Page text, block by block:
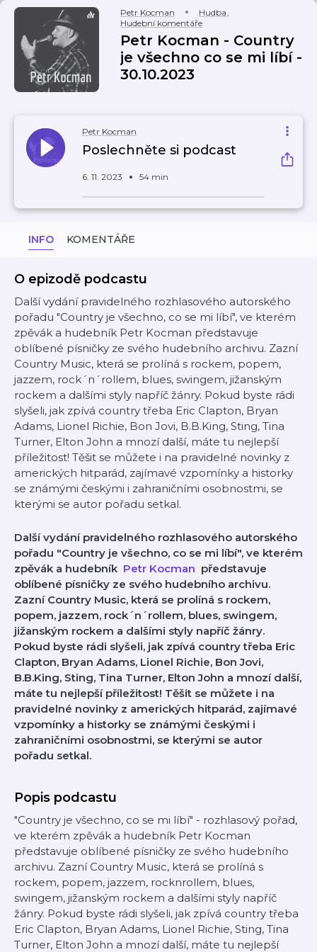
Petr Kocman Hudba,
Hudební komentáře
Petr Kocman - Country
je všechno co se mi líbí -
30.10.2023
Petr Kocman
Poslechněte si podcast
6. 11. 2023 54 min
INFO KOMENTÁŘE
O epizodě podcastu
Další vydání pravidelného rozhlasového autorského
pořadu "Country je všechno, co se mi líbí", ve kterém
zpěvák a hudebník ⁠⁠⁠Petr Kocman⁠⁠⁠ představuje
oblíbené písničky ze svého hudebního archivu. Zazní
Country Music, která se prolíná s rockem, popem,
jazzem, rock´n´rollem, blues, swingem, jižanským
rockem a dalšími styly napříč žánry. Pokud byste rádi
slyšeli, jak zpívá country třeba Eric Clapton, Bryan
Adams, Lionel Richie, Bon Jovi, B.B.King, Sting, Tina
Turner, Elton John a mnozí další, máte tu nejlepší
příležitost! Těšit se můžete i na pravidelné novinky z
amerických hitparád, zajímavé vzpomínky a historky
se známými českými i zahraničními osobnostmi, se
kterými se autor pořadu setkal.
Další vydání pravidelného rozhlasového autorského
pořadu "Country je všechno, co se mi líbí", ve kterém
zpěvák a hudebník Petr Kocman představuje
oblíbené písničky ze svého hudebního archivu.
Zazní Country Music, která se prolíná s rockem,
popem, jazzem, rock´n´rollem, blues, swingem,
jižanským rockem a dalšími styly napříč žánry.
Pokud byste rádi slyšeli, jak zpívá country třeba Eric
Clapton, Bryan Adams, Lionel Richie, Bon Jovi,
B.B.King, Sting, Tina Turner, Elton John a mnozí další,
máte tu nejlepší příležitost! Těšit se můžete i na
pravidelné novinky z amerických hitparád, zajímavé
vzpomínky a historky se známými českými i
zahraničními osobnostmi, se kterými se autor
pořadu setkal.
Popis podcastu
"Country je všechno, co se mi líbí" - rozhlasový pořad,
ve kterém zpěvák a hudebník Petr Kocman
představuje oblíbené písničky ze svého hudebního
archivu. Zazní Country Music, která se prolíná s
rockem, popem, jazzem, rocknrollem, blues,
swingem, jižanským rockem a dalšími styly napříč
žánry. Pokud byste rádi slyšeli, jak zpívá country třeba
Eric Clapton, Bryan Adams, Lionel Richie, Sting, Tina
Turner, Elton John a mnozí další, máte tu nejlepší